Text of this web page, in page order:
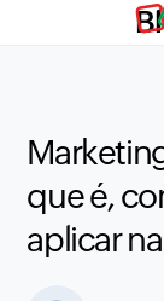
que é,
aplicar